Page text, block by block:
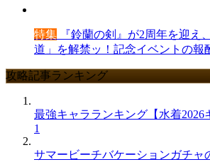
特集 『鈴蘭の剣』が2周年を迎え
道」を解禁ッ！記念イベントの報
攻略記事ランキング
最強キャラランキング【水着2026
1
サマービーチバケーションガチャ